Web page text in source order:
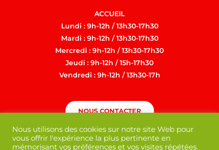
ACCUEIL
Lundi : 9h-12h / 13h30-17h30
Mardi : 9h-12h / 13h30-17h30
Mercredi : 9h-12h / 13h30-17h30
Jeudi : 9h-12h / 15h-17h30
Vendredi : 9h-12h / 13h30-17h
NOUS CONTACTER
Nous utilisons des cookies sur notre site Web pour
vous offrir l'expérience la plus pertinente en
mémorisant vos préférences et vos visites répétées.